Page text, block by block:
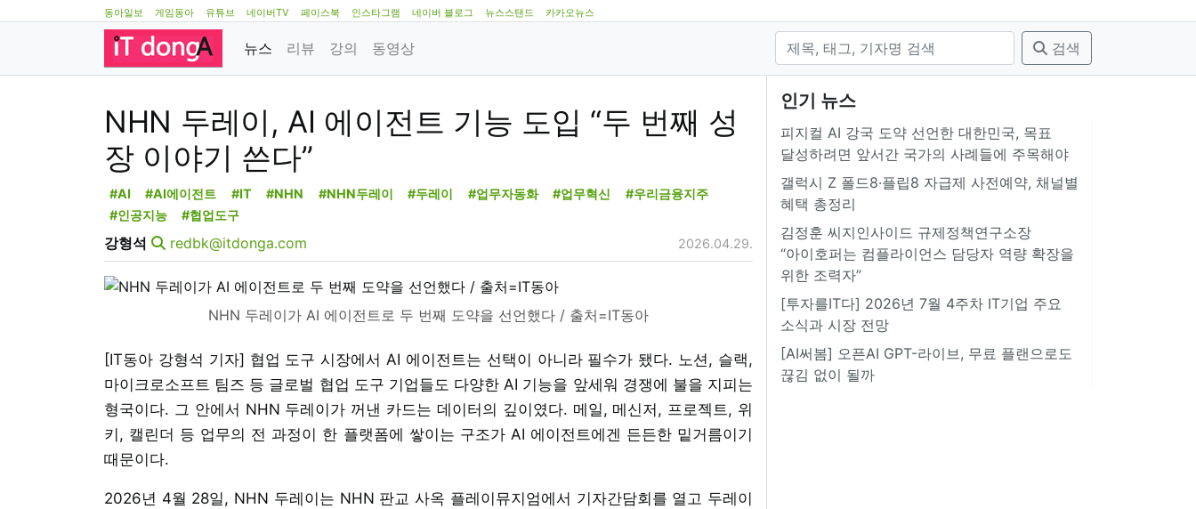
동아일보 게임동아 유튜브 네이버TV 페이스북 인스타그램 네이버 블로그 뉴스스탠드 카카오뉴스
뉴스 리뷰 강의 동영상 검색
NHN 두레이, AI 에이전트 기능 도입 “두 번째 성
장 이야기 쓴다”
#AI #AI에이전트 #IT #NHN #NHN두레이 #두레이 #업무자동화 #업무혁신
#우리금융지주
#인공지능
#협업도구
강형석 redbk@itdonga.com 2026.04.29.
NHN 두레이가 AI 에이전트로 두 번째 도약을 선언했다 / 출처=IT동아
[IT동아 강형석 기자] 협업 도구 시장에서 AI 에이전트는 선택이 아니라 필수가 됐다. 노션, 슬랙,
마이크로소프트 팀즈 등 글로벌 협업 도구 기업들도 다양한 AI 기능을 앞세워 경쟁에 불을 지피는
형국이다. 그 안에서 NHN 두레이가 꺼낸 카드는 데이터의 깊이였다. 메일, 메신저, 프로젝트, 위
키, 캘린더 등 업무의 전 과정이 한 플랫폼에 쌓이는 구조가 AI 에이전트에겐 든든한 밑거름이기
때문이다.
2026년 4월 28일, NHN 두레이는 NHN 판교 사옥 플레이뮤지엄에서 기자간담회를 열고 두레이
인기 뉴스
피지컬 AI 강국 도약 선언한 대한민국, 목표
달성하려면 앞서간 국가의 사례들에 주목해야
갤럭시 Z 폴드8·플립8 자급제 사전예약, 채널별
혜택 총정리
김정훈 씨지인사이드 규제정책연구소장
“아이호퍼는 컴플라이언스 담당자 역량 확장을
위한 조력자”
[투자를IT다] 2026년 7월 4주차 IT기업 주요
소식과 시장 전망
[AI써봄] 오픈AI GPT-라이브, 무료 플랜으로도
끊김 없이 될까